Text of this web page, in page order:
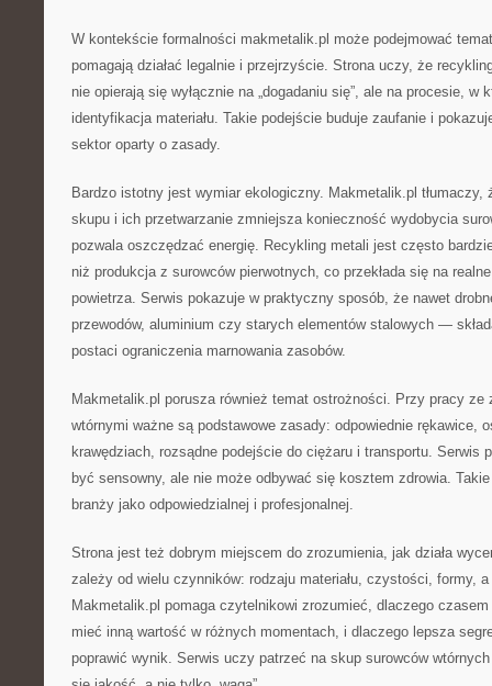
W kontekście formalności makmetalik.pl może podejmować
pomagają działać legalnie i przejrzyście. Strona uczy, że
nie opierają się wyłącznie na „dogadaniu się”, ale na procesie, w
identyfikacja materiału. Takie podejście buduje zaufanie i
sektor oparty o zasady.
Bardzo istotny jest wymiar ekologiczny. Makmetalik.pl tłumaczy,
skupu i ich przetwarzanie zmniejsza konieczność wydobycia
pozwala oszczędzać energię. Recykling metali jest często
niż produkcja z surowców pierwotnych, co przekłada się na
powietrza. Serwis pokazuje w praktyczny sposób, że nawet
przewodów, aluminium czy starych elementów stalowych —
postaci ograniczenia marnowania zasobów.
Makmetalik.pl porusza również temat ostrożności. Przy pracy ze
wtórnymi ważne są podstawowe zasady: odpowiednie rękawice,
krawędziach, rozsądne podejście do ciężaru i transportu. Serwis
być sensowny, ale nie może odbywać się kosztem zdrowia.
branży jako odpowiedzialnej i profesjonalnej.
Strona jest też dobrym miejscem do zrozumienia, jak działa
zależy od wielu czynników: rodzaju materiału, czystości, formy,
Makmetalik.pl pomaga czytelnikowi zrozumieć, dlaczego
mieć inną wartość w różnych momentach, i dlaczego lepsza
poprawić wynik. Serwis uczy patrzeć na skup surowców